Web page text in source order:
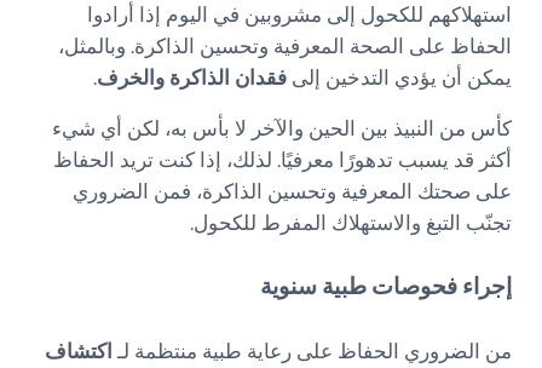
استهلاكهم للكحول إلى مشروبين في اليوم إذا أرادوا
الحفاظ على الصحة المعرفية وتحسين الذاكرة. وبالمثل،
يمكن أن يؤدي التدخين إلى فقدان الذاكرة والخرف.
كأس من النبيذ بين الحين والآخر لا بأس به، لكن أي شيء
أكثر قد يسبب تدهورًا معرفيًا. لذلك، إذا كنت تريد الحفاظ
على صحتك المعرفية وتحسين الذاكرة، فمن الضروري
تجنّب التبغ والاستهلاك المفرط للكحول.
إجراء فحوصات طبية سنوية
من الضروري الحفاظ على رعاية طبية منتظمة لـاكتشاف